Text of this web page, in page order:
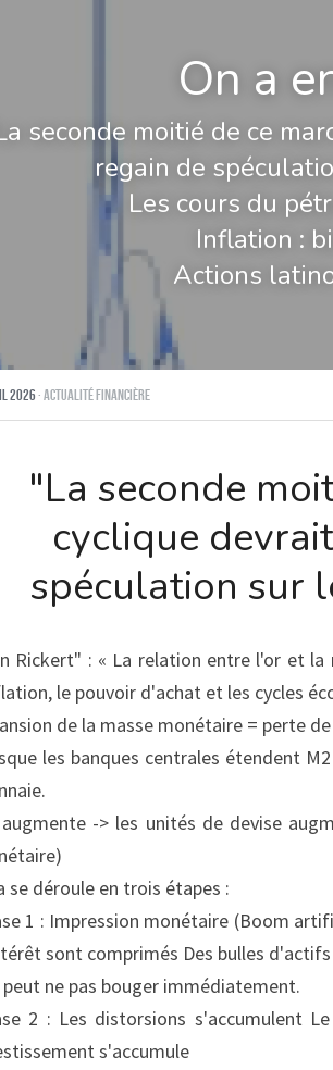
On a
seconde moitié de ce
regain de
Les cours du
Inflation :
Actions
2026·Actualité financière
"La seconde
cyclique
spéculation sur
Rickert" : « La relation entre l'or et
le pouvoir d'achat et les cycles
de la masse monétaire = perte
les banques centrales étendent
-> les unités de devise
se déroule en trois étapes :
1 : Impression monétaire (Boom
sont comprimés Des bulles
peut ne pas bouger immédiatement.
2 : Les distorsions s'accumulent
s'accumule